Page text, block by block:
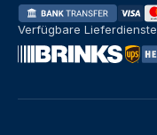
Verfügbare Lieferdienste